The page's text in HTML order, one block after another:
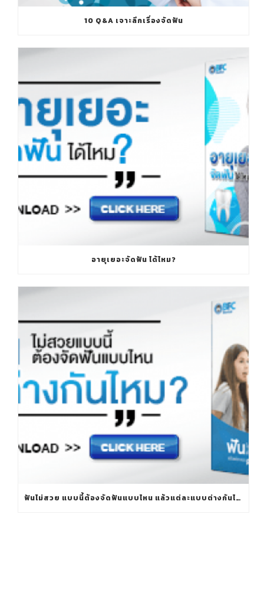
10 Q&A เจาะลึกเรื่องจัดฟัน
อายุเยอะจัดฟัน ได้ไหม?
ฟันไม่สวย แบบนี้ต้องจัดฟันแบบไหน แล้วแต่ละแบบต่างกันไหม?